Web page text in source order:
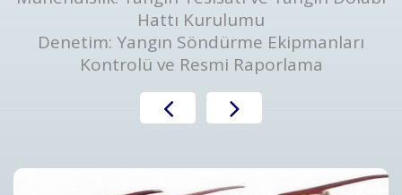
Hattı Kurulumu
Denetim: Yangın Söndürme Ekipmanları
Kontrolü ve Resmi Raporlama